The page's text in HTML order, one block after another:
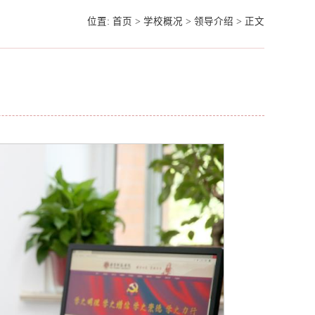
位置: 首页 > 学校概况 > 领导介绍 > 正文